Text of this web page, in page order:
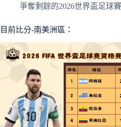
爭奪剩餘的2026世界盃足球
目前比分-南美洲區：